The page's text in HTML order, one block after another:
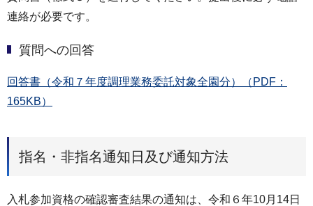
連絡が必要です。
質問への回答
回答書（令和７年度調理業務委託対象全園分）（PDF：
165KB）
指名・非指名通知日及び通知方法
入札参加資格の確認審査結果の通知は、令和６年10月14日